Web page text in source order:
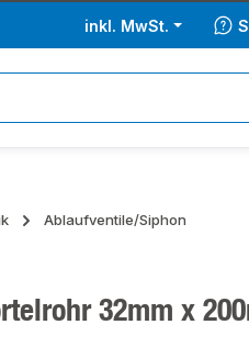
inkl. MwSt.
Ablaufventile/Siphon
32mm x